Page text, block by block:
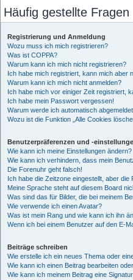
Häufig gestellte Fragen
Registrierung und Anmeldung
Wozu muss ich mich registrieren?
Was ist COPPA?
Warum kann ich mich nicht registrieren?
Ich habe mich registriert, kann mich aber
Warum kann ich mich nicht anmelden?
Ich habe mich vor einiger Zeit registriert,
Ich habe mein Passwort vergessen!
Warum werde ich automatisch
Wozu ist die Funktion „Alle Cookies
Benutzerpräferenzen und -
Wie kann ich meine Einstellungen ändern?
Wie kann ich verhindern, dass mein
Die Forenuhr geht falsch!
Ich habe die Zeitzone eingestellt, aber
Meine Sprache steht auf diesem Board
Was sind das für Bilder, die bei meinem
Wie verwende ich einen Avatar?
Was ist mein Rang und wie kann ich ihn
Wenn ich bei einem Benutzer auf den E-
Beiträge schreiben
Wie erstelle ich ein neues Thema oder
Wie kann ich einen Beitrag bearbeiten
Wie kann ich meinem Beitrag eine